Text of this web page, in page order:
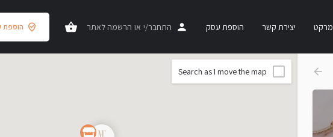
מרקט יצירת קשר הוספת עסק התחבר/י או הרשמה לאתר הוספת
Search as I move the map